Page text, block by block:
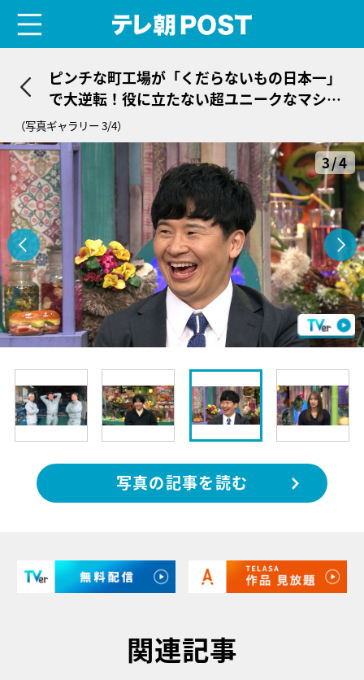
ピンチな町工場が「くだらないもの日本一」
で大逆転！役に立たない超ユニークなマシン
開発に命を懸けた職人たち
（写真ギャラリー 3/4）
3/4
写真の記事を読む
関連記事